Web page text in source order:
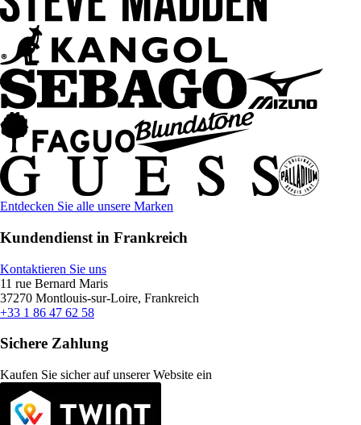
Entdecken Sie alle unsere Marken
Kundendienst in Frankreich
Kontaktieren Sie uns
11 rue Bernard Maris
37270 Montlouis-sur-Loire, Frankreich
+33 1 86 47 62 58
Sichere Zahlung
Kaufen Sie sicher auf unserer Website ein